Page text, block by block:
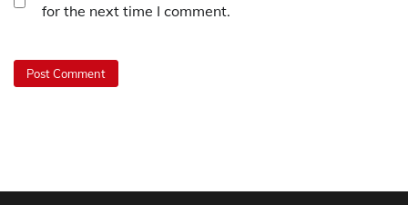
for the next time I comment.